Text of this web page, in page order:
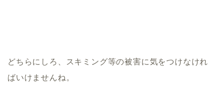
どちらにしろ、スキミング等の被害に気をつけなけれ
ばいけませんね。